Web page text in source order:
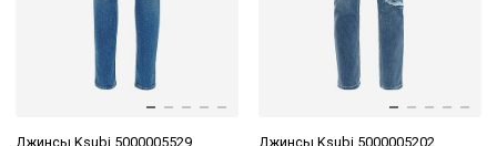
Джинсы Ksubi 5000005529 Джинсы Ksubi 5000005202